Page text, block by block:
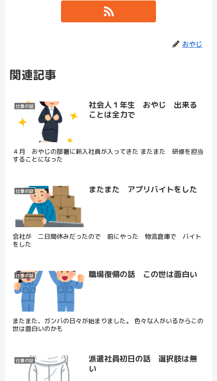
おやじ
関連記事
仕事の話
社会人１年生 おやじ 出来る
ことは全力で
４月 おやじの部署に新入社員が入ってきた またまた 研修を担当
することになった
仕事の話 またまた アプリバイトをした
会社が 二日間休みだったので 前にやった 物流倉庫で バイト
をした
仕事の話 職場復帰の話 この世は面白い
またまた、ガンバの日々が始まりました。 色々な人がいるからこの
世は面白いのかも
仕事の話
派遣社員初日の話 選択肢は無
い